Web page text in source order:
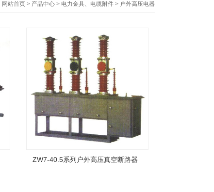
网站首页 > 产品中心 > 电力金具、电缆附件 > 户外高压电器
ZW7-40.5系列户外高压真空断路器